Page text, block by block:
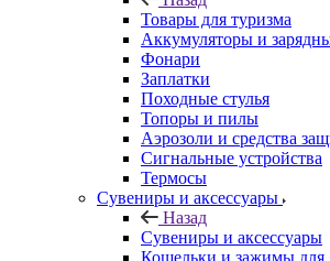
Товары для туризма
Аккумуляторы и
Фонари
Заплатки
Походные стулья
Топоры и пилы
Аэрозоли и средства
Сигнальные устройства
Термосы
Сувениры и аксессуары
Назад
Сувениры и аксессуары
Кошельки и зажимы для